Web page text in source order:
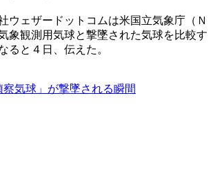
ウェザードットコムは米国立気象庁（Ｎ
象観測用気球と撃墜された気球を比較す
ると４日、伝えた。
気球」が撃墜される瞬間